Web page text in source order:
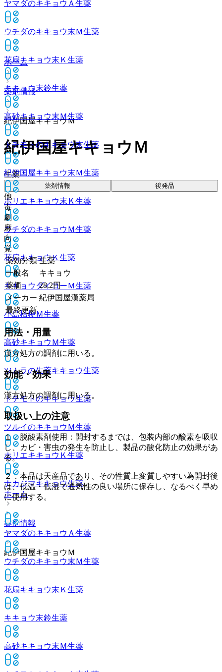
ヤマダのキキョウＡ 生薬
ウチダのキキョウ末Ｍ生薬
花扇キキョウ末Ｋ 生薬
キキョウ末鈴生薬
高砂キキョウ末Ｍ生薬
トチモトのキキョウ末生薬
紀伊国屋キキョウ末Ｍ生薬
ホリエキキョウ末Ｋ 生薬
ウチダのキキョウＭ生薬
花扇キキョウＫ 生薬
キキョウダイコーＭ生薬
小島桔梗Ｍ生薬
高砂キキョウＭ生薬
ツムラの生薬キキョウ生薬
トチモトのキキョウ生薬
ツルイのキキョウＭ生薬
ホリエキキョウＫ 生薬
ナカジマキキョウ生薬
ホーム
薬剤情報
紀伊国屋キキョウＭ
ホーム
薬剤情報
紀伊国屋キキョウＭ
紀伊国屋キキョウＭ
生薬
薬剤情報 後発品
他
毒
劇
麻
向
覚
薬効分類 生薬
一般名
キキョウ
薬価
28.2円
メーカー 紀伊国屋漢薬局
最終更新
用法・用量
漢方処方の調剤に用いる。
効能・効果
漢方処方の調剤に用いる。
取扱い上の注意
１．脱酸素剤使用：開封するまでは、包装内部の酸素を吸収
し、カビ・害虫の発生を防止し、製品の酸化防止の効果があ
る。
２．本品は天産品であり、その性質上変質しやすい為開封後
は、低温・低湿で通気性の良い場所に保存し、なるべく早め
に使用する。
ヤマダのキキョウＡ 生薬
ウチダのキキョウ末Ｍ生薬
花扇キキョウ末Ｋ 生薬
キキョウ末鈴生薬
高砂キキョウ末Ｍ生薬